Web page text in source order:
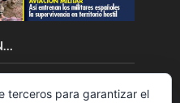
terceros para garantizar el